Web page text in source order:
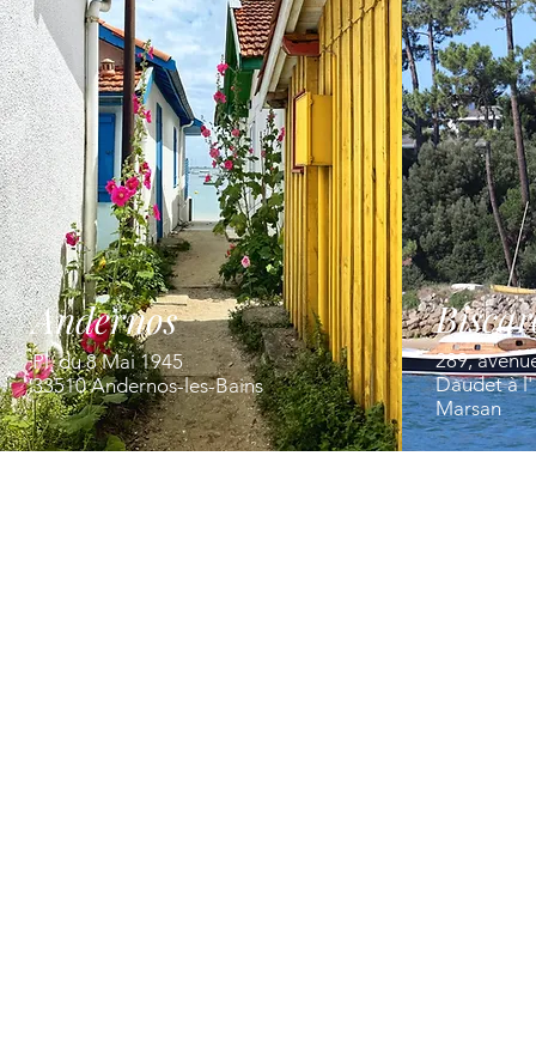
Andernos
Pl. du 8 Mai 1945
33510 Andernos-les-Bains
289,
Daudet à l'
Marsan